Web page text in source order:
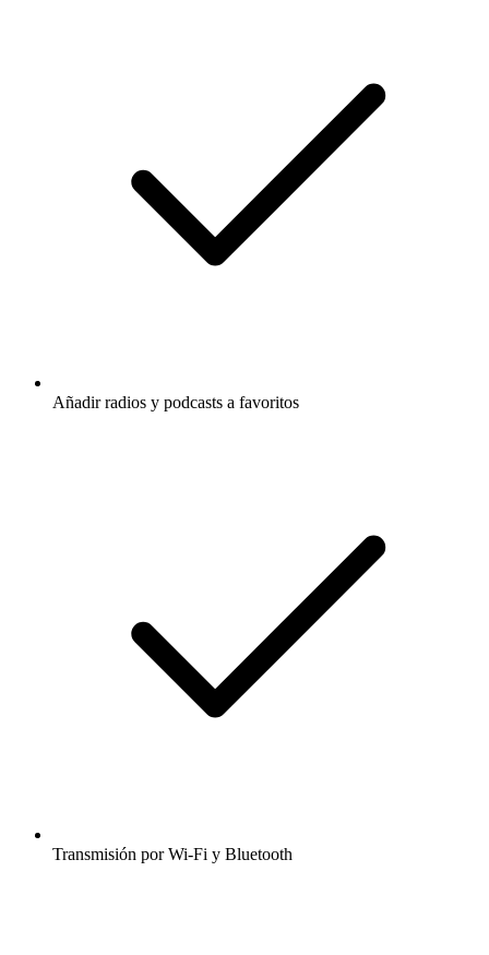
Añadir radios y podcasts a favoritos
Transmisión por Wi-Fi y Bluetooth